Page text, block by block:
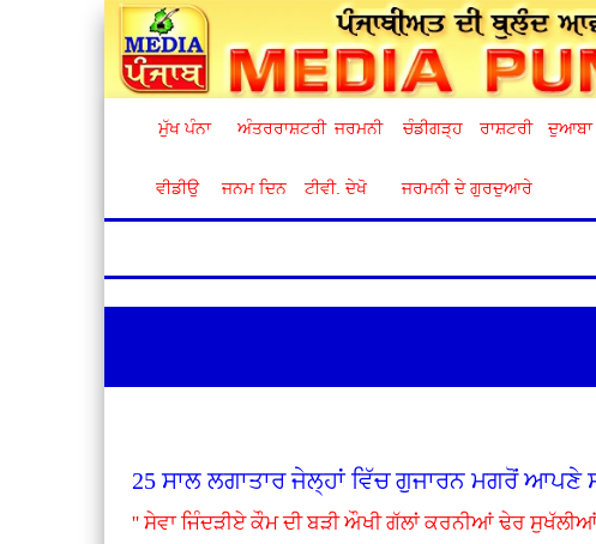
ਮੁੱਖ ਪੰਨਾ ਅੰਤਰਰਾਸ਼ਟਰੀ ਜਰਮਨੀ ਚੰਡੀਗੜ੍ਹ ਰਾਸ਼ਟਰੀ ਦੁਆਬਾ
ਵੀਡੀਉ ਜਨਮ ਦਿਨ ਟੀਵੀ. ਦੇਖੋ ਜਰਮਨੀ ਦੇ ਗੁਰਦੁਆਰੇ
25 ਸਾਲ ਲਗਾਤਾਰ ਜੇਲ੍ਹਾਂ ਵਿੱਚ ਗੁਜਾਰਨ ਮਗਰੋਂ
'' ਸੇਵਾ ਜਿੰਦੜੀਏ ਕੌਮ ਦੀ ਬੜੀ ਔਖੀ ਗੱਲਾਂ ਕਰਨੀਆਂ ਢੇਰ